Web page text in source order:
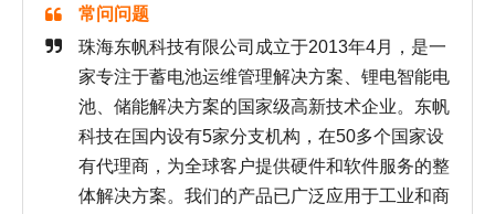
常问问题
珠海东帆科技有限公司成立于2013年4月，是一
家专注于蓄电池运维管理解决方案、锂电智能电
池、储能解决方案的国家级高新技术企业。东帆
科技在国内设有5家分支机构，在50多个国家设
有代理商，为全球客户提供硬件和软件服务的整
体解决方案。我们的产品已广泛应用于工业和商